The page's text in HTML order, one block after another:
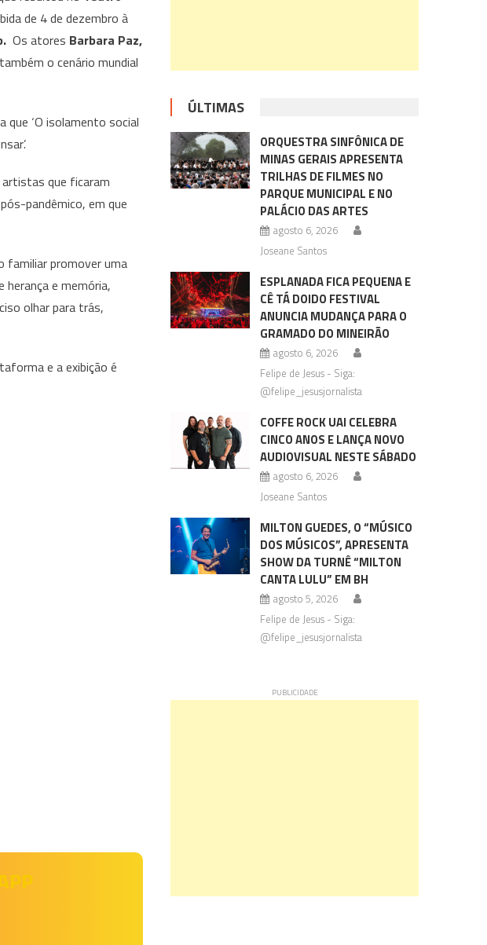
de 4 de dezembro à
Os atores Barbara Paz,
o cenário mundial
que ‘O isolamento social
artistas que ficaram
pandêmico, em que
familiar promover uma
herança e memória,
olhar para trás,
e a exibição é
ÚLTIMAS
ORQUESTRA SINFÔNICA DE
MINAS GERAIS APRESENTA
TRILHAS DE FILMES NO
PARQUE MUNICIPAL E NO
PALÁCIO DAS ARTES
agosto 6, 2026
Joseane Santos
ESPLANADA FICA PEQUENA E
CÊ TÁ DOIDO FESTIVAL
ANUNCIA MUDANÇA PARA O
GRAMADO DO MINEIRÃO
agosto 6, 2026
Felipe de Jesus - Siga:
@felipe_jesusjornalista
COFFE ROCK UAI CELEBRA
CINCO ANOS E LANÇA NOVO
AUDIOVISUAL NESTE SÁBADO
agosto 6, 2026
Joseane Santos
MILTON GUEDES, O “MÚSICO
DOS MÚSICOS”, APRESENTA
SHOW DA TURNÊ “MILTON
CANTA LULU” EM BH
agosto 5, 2026
Felipe de Jesus - Siga:
@felipe_jesusjornalista